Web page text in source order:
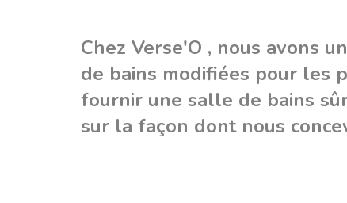
Chez Verse'O , nous avons
de bains modifiées pour les
fournir une salle de bains
sur la façon dont nous